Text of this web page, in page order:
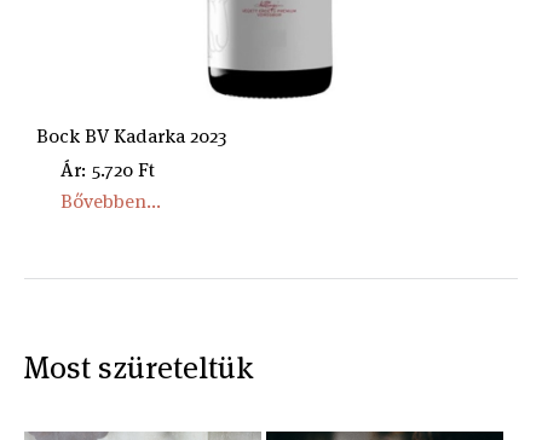
Bock BV Kadarka 2023
Ár: 5.720 Ft
Bővebben...
Most szüreteltük